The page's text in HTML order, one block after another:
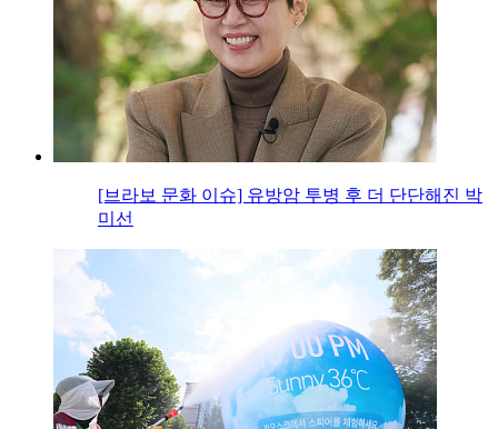
[브라보 문화 이슈] 유방암 투병 후 더 단단해진 박
미선